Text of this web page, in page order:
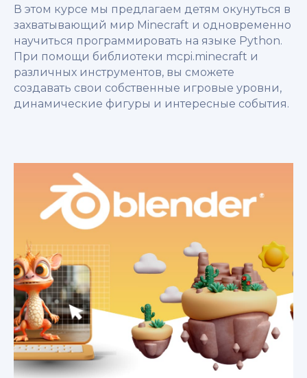
В этом курсе мы предлагаем детям окунуться в
захватывающий мир Minecraft и одновременно
научиться программировать на языке Python.
При помощи библиотеки mcpi.minecraft и
различных инструментов, вы сможете
создавать свои собственные игровые уровни,
динамические фигуры и интересные события.